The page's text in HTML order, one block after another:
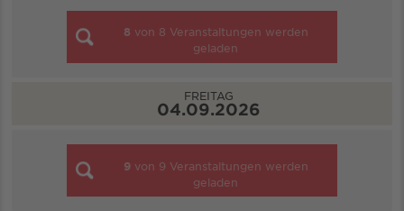
8 von 8 Veranstaltungen werden
geladen
FREITAG
04.09.2026
9 von 9 Veranstaltungen werden
geladen